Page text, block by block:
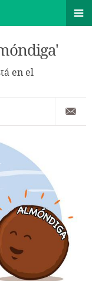
en el